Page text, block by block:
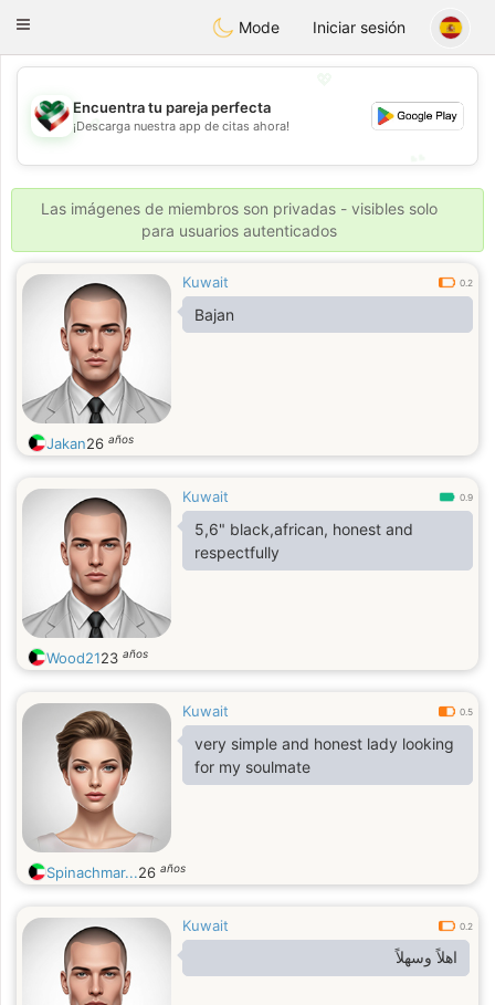
KuwaitChat
Toggle
Mode Iniciar sesión
💕
Encuentra tu pareja perfecta
¡Descarga nuestra app de citas ahora!
Las imágenes de miembros son privadas - visibles solo
para usuarios autenticados
Kuwait 0.2
Bajan
Jakan26 años
Kuwait 0.9
5,6" black,african, honest and
respectfully
Wood2123 años
Kuwait 0.5
very simple and honest lady looking
for my soulmate
Spinachmar...26 años
Kuwait 0.2
اهلاً وسهلاً